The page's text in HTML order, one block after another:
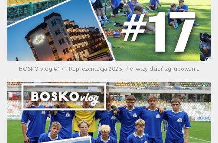
BOSKO vlog #17 - Reprezentacja 2025, Pierwszy dzień zgrupowania